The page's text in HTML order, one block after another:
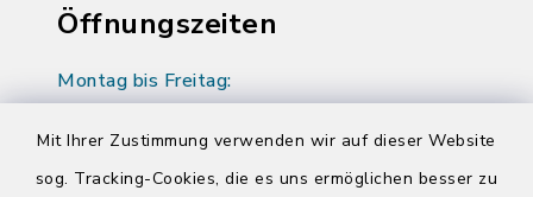
Mit Ihrer Zustimmung verwenden wir auf dieser Website
sog. Tracking-Cookies, die es uns ermöglichen besser zu
Öffnungszeiten
Montag bis Freitag:
Donnerstag zusätzlich: